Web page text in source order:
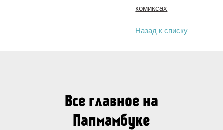
комиксах
Назад к списку
Все главное на
Папмамбуке